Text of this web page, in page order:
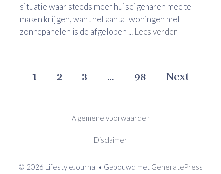
situatie waar steeds meer huiseigenaren mee te
maken krijgen, want het aantal woningen met
zonnepanelen is de afgelopen ... Lees verder
1 2 3 … 98 Next
Algemene voorwaarden
Disclaimer
© 2026 LifestyleJournal • Gebouwd met GeneratePress